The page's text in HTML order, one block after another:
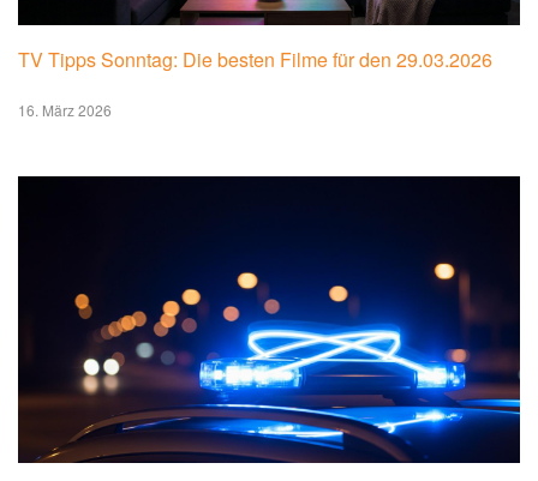
TV Tipps Sonntag: Die besten Filme für den 29.03.2026
16. März 2026